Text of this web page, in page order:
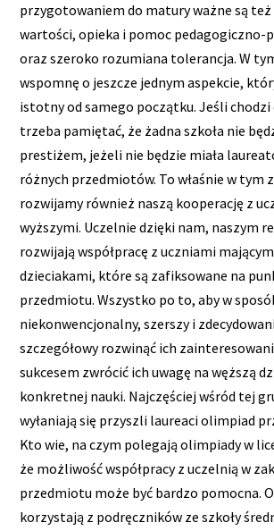
przygotowaniem do matury ważne są też
wartości, opieka i pomoc pedagogiczno-
oraz szeroko rozumiana tolerancja. W
wspomnę o jeszcze jednym aspekcie,
istotny od samego początku. Jeśli
trzeba pamiętać, że żadna szkoła nie
prestiżem, jeżeli nie będzie miała
różnych przedmiotów. To właśnie w tym
rozwijamy również naszą kooperację z
wyższymi. Uczelnie dzięki nam, naszym
rozwijają współpracę z uczniami
dzieciakami, które są zafiksowane na
przedmiotu. Wszystko po to, aby w
niekonwencjonalny, szerszy i
szczegółowy rozwinąć ich
sukcesem zwrócić ich uwagę na węższą
konkretnej nauki. Najczęściej wśród tej
wyłaniają się przyszli laureaci olimpiad
Kto wie, na czym polegają olimpiady w
że możliwość współpracy z uczelnią w
przedmiotu może być bardzo pomocna.
korzystają z podręczników ze szkoły